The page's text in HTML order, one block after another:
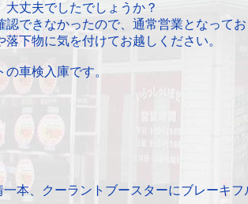
大丈夫でしたでしょうか？
できなかったので、通常営業となってお
下物に気を付けてお越しください。
車検入庫です。
一本、クーラントブースターにブレーキフ